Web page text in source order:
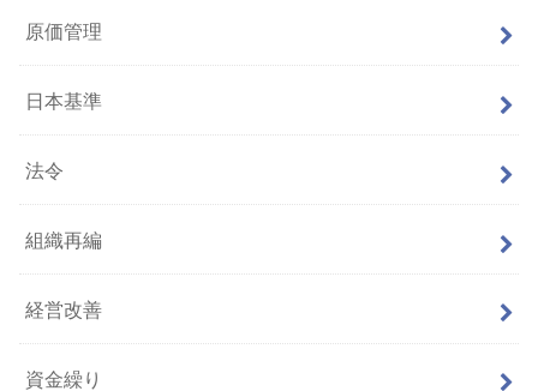
原価管理
日本基準
法令
組織再編
経営改善
資金繰り